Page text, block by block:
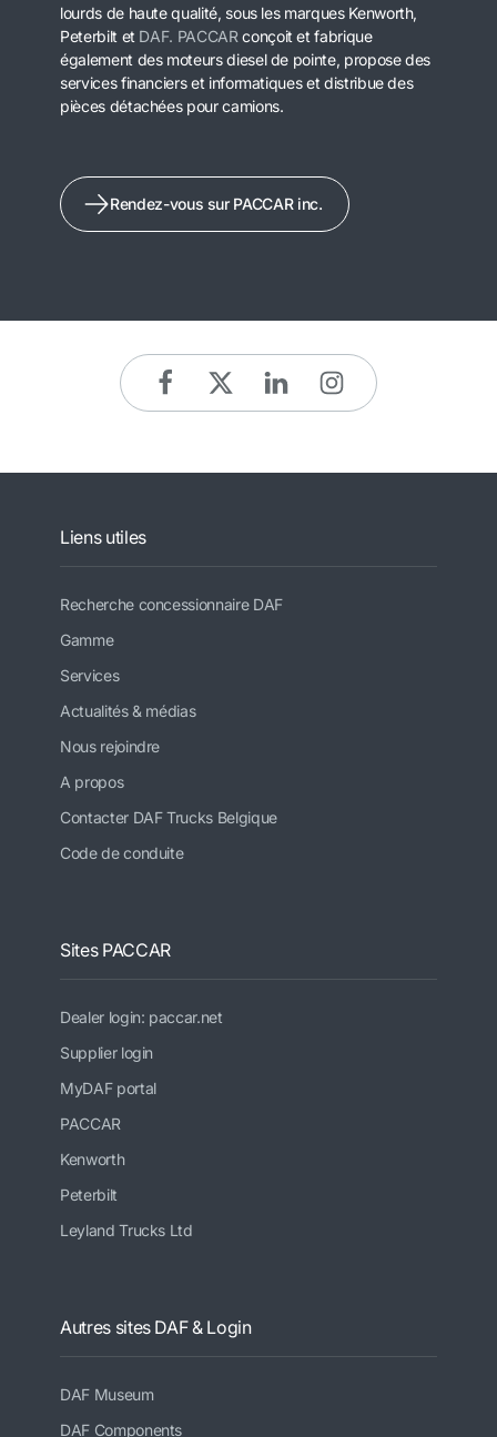
lourds de haute qualité, sous les marques Kenworth,
Peterbilt et DAF. PACCAR conçoit et fabrique
également des moteurs diesel de pointe, propose des
services financiers et informatiques et distribue des
pièces détachées pour camions.
Rendez-vous sur PACCAR inc.
Liens utiles
Recherche concessionnaire DAF
Gamme
Services
Actualités & médias
Nous rejoindre
A propos
Contacter DAF Trucks Belgique
Code de conduite
Sites PACCAR
Dealer login: paccar.net
Supplier login
MyDAF portal
PACCAR
Kenworth
Peterbilt
Leyland Trucks Ltd
Autres sites DAF & Login
DAF Museum
DAF Components